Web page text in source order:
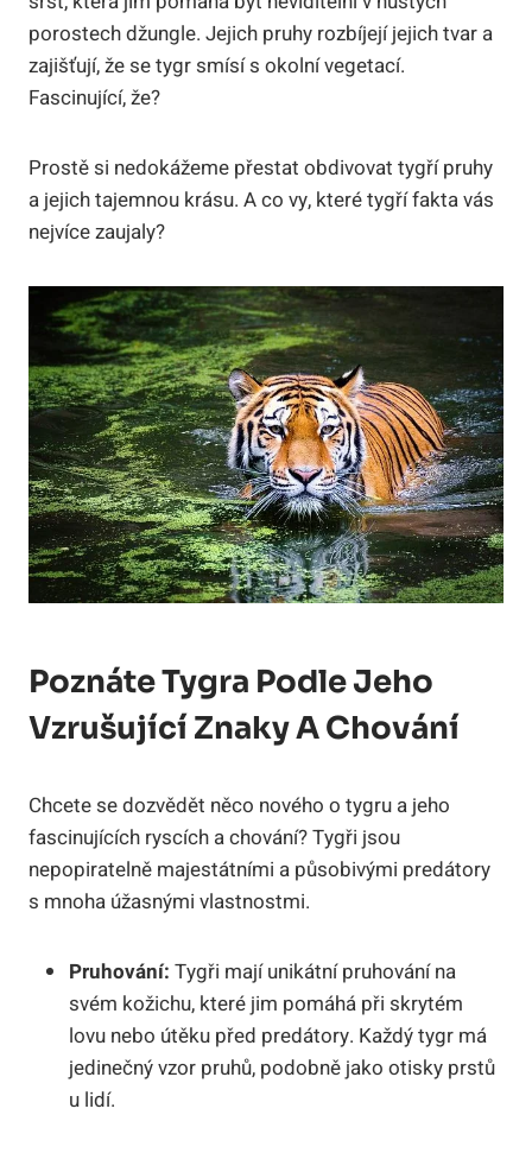
porostech džungle. Jejich pruhy rozbíjejí jejich tvar a
zajišťují, že se tygr smísí s okolní vegetací.
Fascinující, že?
Prostě si nedokážeme přestat obdivovat tygří pruhy
a jejich tajemnou krásu. A co vy, které tygří fakta vás
nejvíce zaujaly?
Poznáte Tygra Podle Jeho
Vzrušující Znaky A Chování
Chcete se dozvědět něco nového o tygru a jeho
fascinujících ryscích a chování? Tygři jsou
nepopiratelně majestátními a působivými predátory
s mnoha úžasnými vlastnostmi.
Pruhování: Tygři mají unikátní pruhování na
svém kožichu, které jim pomáhá při skrytém
lovu nebo útěku před predátory. Každý tygr má
jedinečný vzor pruhů, podobně jako otisky prstů
u lidí.